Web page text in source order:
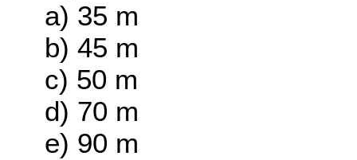
a) 35 m
b) 45 m
c) 50 m
d) 70 m
e) 90 m